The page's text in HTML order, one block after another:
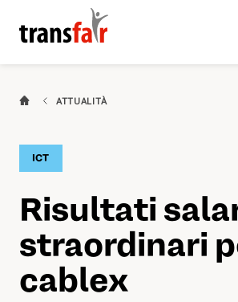
salariali
per
Categorie
Impegno
Chi è transfair?
Vantaggi
ATTUALITÀ
ICT
Risultati
straordinari
cablex